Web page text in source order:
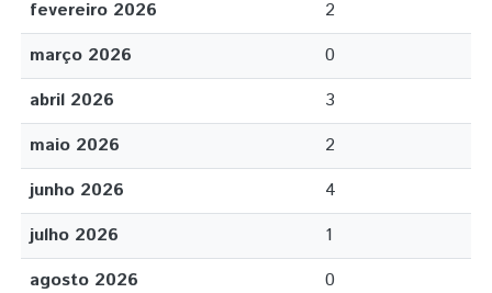
fevereiro 2026
2
março 2026
0
abril 2026
3
maio 2026
2
junho 2026
4
julho 2026
1
agosto 2026
0